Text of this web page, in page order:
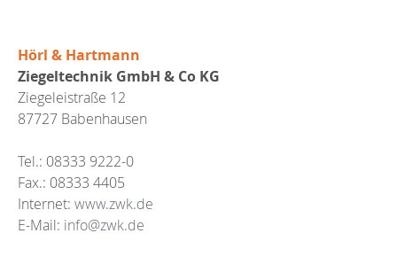
Hörl & Hartmann
Ziegeltechnik GmbH & Co KG
Ziegeleistraße 12
87727 Babenhausen
Tel.: 08333 9222-0
Fax.: 08333 4405
Internet: www.zwk.de
E-Mail: info@zwk.de